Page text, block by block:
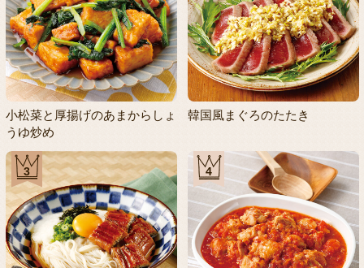
小松菜と厚揚げのあまからしょ
うゆ炒め
韓国風まぐろのたたき
3 4